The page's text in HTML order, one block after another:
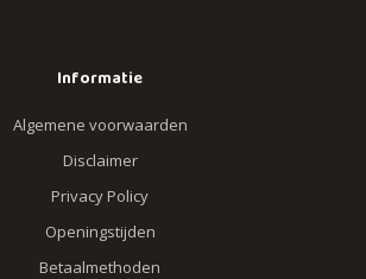
Informatie
Algemene voorwaarden
Disclaimer
Privacy Policy
Openingstijden
Betaalmethoden